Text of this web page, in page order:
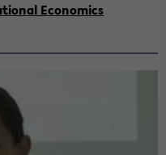
Eco­no­mics